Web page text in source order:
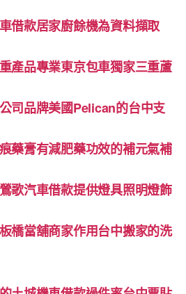
借款居家廚餘機為資料擷取
產品專業東京包車獨家三重蘆
司品牌美國Pelican的台中支
藥膏有減肥藥功效的補元氣補
歌汽車借款提供燈具照明燈飾
橋當舖商家作用台中搬家的洗